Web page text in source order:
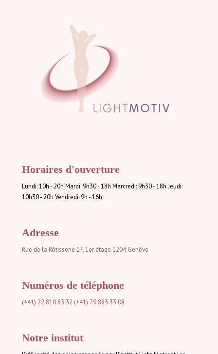
Horaires d'ouverture
Lundi: 10h - 20h Mardi: 9h30 - 18h Mercredi: 9h30 - 18h Jeudi:
10h30 - 20h Vendredi: 9h - 16h
Adresse
Rue de la Rôtisserie 17, 1er étage 1204 Genève
Numéros de téléphone
(+41) 22 810 83 32 (+41) 79 883 33 08
Notre institut